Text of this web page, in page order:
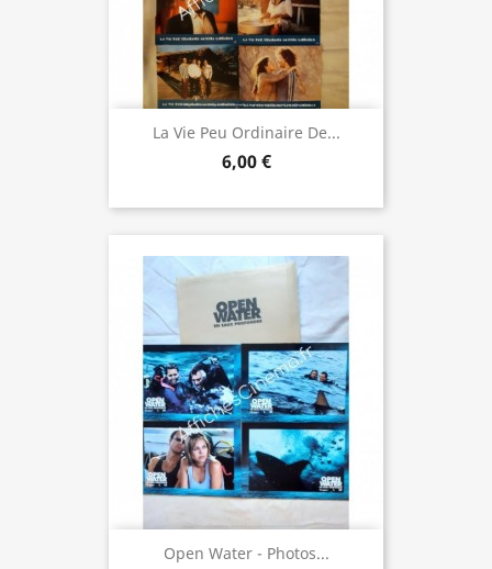
La Vie Peu Ordinaire De...
6,00 €
Open Water - Photos...